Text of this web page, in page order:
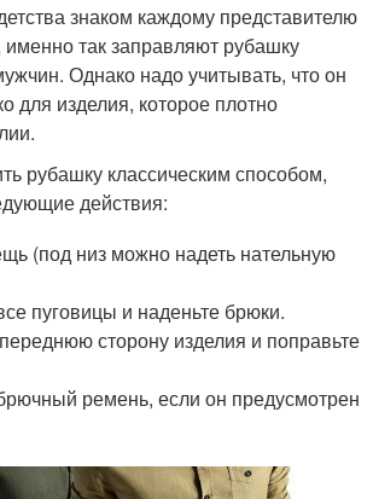
знаком каждому представителю
именно так заправляют рубашку
Однако надо учитывать, что он
для изделия, которое плотно
рубашку классическим способом,
действия:
(под низ можно надеть нательную
пуговицы и наденьте брюки.
сторону изделия и поправьте
ремень, если он предусмотрен